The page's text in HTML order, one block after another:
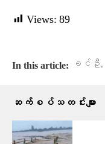
Views: 89
In this article: ခင်ဦး,
ဆက်စပ်သတင်းများ